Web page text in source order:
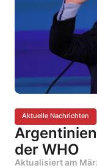
Aktuelle Nachrichten
der WHO
Aktualisiert am